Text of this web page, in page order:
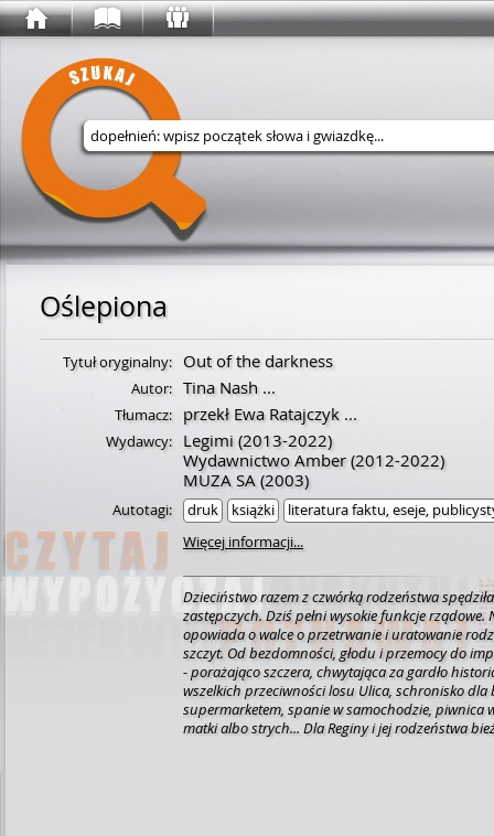
Wyszukaj w serwisie
Oślepiona
Tytuł oryginalny: Out of the darkness
Autor: Tina Nash...
Tłumacz: przekł Ewa Ratajczyk ...
Wydawcy: Legimi (2013-2022)
Wydawnictwo Amber (2012-2022)
MUZA SA (2003)
Autotagi: druk książki
literatura faktu, eseje,
Więcej informacji...
Dzieciństwo razem z czwórką rodzeństwa
zastępczych. Dziś pełni wysokie funkcje
opowiada o walce o przetrwanie i uratowanie
szczyt. Od bezdomności, głodu i przemocy do
- porażająco szczera, chwytająca za gardło
wszelkich przeciwności losu Ulica, schronisko
supermarketem, spanie w samochodzie, piwnica
matki albo strych... Dla Reginy i jej rodzeństwa